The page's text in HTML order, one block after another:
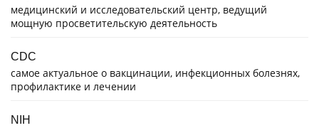
медицинский и исследовательский центр, ведущий
мощную просветительскую деятельность
CDC
самое актуальное о вакцинации, инфекционных болезнях,
профилактике и лечении
NIH